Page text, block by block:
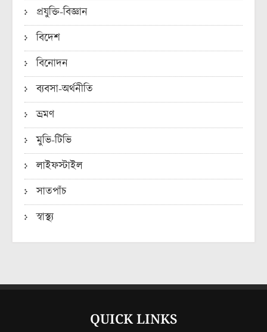
প্রযুক্তি-বিজ্ঞান
বিদেশ
বিনোদন
ব্যবসা-অর্থনীতি
ভ্রমণ
মুভি-টিভি
লাইফস্টাইল
সাতপাঁচ
স্বাস্থ্য
QUICK LINKS